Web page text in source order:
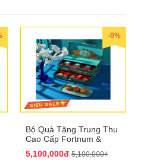
-0%
Bộ Quà Tặng Trung Thu
Cao Cấp Fortnum &
5,100,000đ 5,100,000₫